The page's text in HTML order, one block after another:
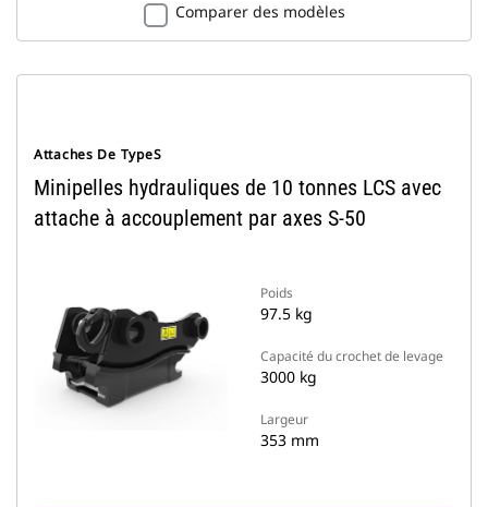
Comparer des modèles
Attaches De TypeS
Minipelles hydrauliques de 10 tonnes LCS avec
attache à accouplement par axes S-50
Poids
97.5 kg
Capacité du crochet de levage
3000 kg
Largeur
353 mm